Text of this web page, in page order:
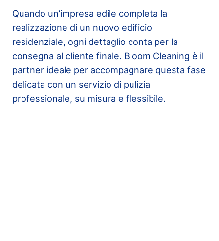
Quando un’impresa edile completa la
realizzazione di un nuovo edificio
residenziale, ogni dettaglio conta per la
consegna al cliente finale. Bloom Cleaning è il
partner ideale per accompagnare questa fase
delicata con un servizio di pulizia
professionale, su misura e flessibile.